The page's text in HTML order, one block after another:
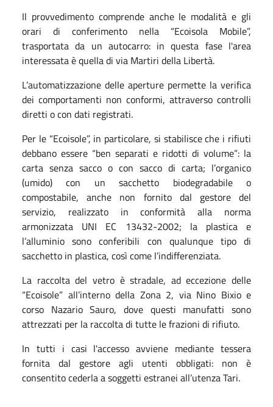
Il provvedimento comprende anche le modalità e gli
orari di conferimento nella “Ecoisola Mobile”,
trasportata da un autocarro: in questa fase l'area
interessata è quella di via Martiri della Libertà.
L’automatizzazione delle aperture permette la verifica
dei comportamenti non conformi, attraverso controlli
diretti o con dati registrati.
Per le “Ecoisole”, in particolare, si stabilisce che i rifiuti
debbano essere “ben separati e ridotti di volume”: la
carta senza sacco o con sacco di carta; l’organico
(umido) con un sacchetto biodegradabile o
compostabile, anche non fornito dal gestore del
servizio, realizzato in conformità alla norma
armonizzata UNI EC 13432-2002; la plastica e
l’alluminio sono conferibili con qualunque tipo di
sacchetto in plastica, così come l’indifferenziata.
La raccolta del vetro è stradale, ad eccezione delle
“Ecoisole” all’interno della Zona 2, via Nino Bixio e
corso Nazario Sauro, dove questi manufatti sono
attrezzati per la raccolta di tutte le frazioni di rifiuto.
In tutti i casi l'accesso avviene mediante tessera
fornita dal gestore agli utenti obbligati: non è
consentito cederla a soggetti estranei all’utenza Tari.